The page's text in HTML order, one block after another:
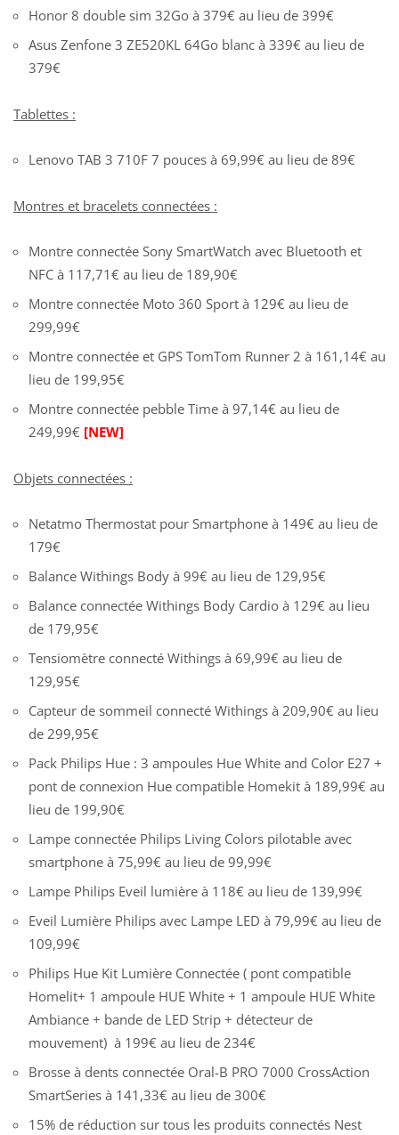
Honor 8 double sim 32Go à 379€ au lieu de 399€
Asus Zenfone 3 ZE520KL 64Go blanc à 339€ au lieu de
379€
Tablettes :
Lenovo TAB 3 710F 7 pouces à 69,99€ au lieu de 89€
Montres et bracelets connectées :
Montre connectée Sony SmartWatch avec Bluetooth et
NFC à 117,71€ au lieu de 189,90€
Montre connectée Moto 360 Sport à 129€ au lieu de
299,99€
Montre connectée et GPS TomTom Runner 2 à 161,14€ au
lieu de 199,95€
Montre connectée pebble Time à 97,14€ au lieu de
249,99€ [NEW]
Objets connectées :
Netatmo Thermostat pour Smartphone à 149€ au lieu de
179€
Balance Withings Body à 99€ au lieu de 129,95€
Balance connectée Withings Body Cardio à 129€ au lieu
de 179,95€
Tensiomètre connecté Withings à 69,99€ au lieu de
129,95€
Capteur de sommeil connecté Withings à 209,90€ au lieu
de 299,95€
Pack Philips Hue : 3 ampoules Hue White and Color E27 +
pont de connexion Hue compatible Homekit à 189,99€ au
lieu de 199,90€
Lampe connectée Philips Living Colors pilotable avec
smartphone à 75,99€ au lieu de 99,99€
Lampe Philips Eveil lumière à 118€ au lieu de 139,99€
Eveil Lumière Philips avec Lampe LED à 79,99€ au lieu de
109,99€
Philips Hue Kit Lumière Connectée ( pont compatible
Homelit+ 1 ampoule HUE White + 1 ampoule HUE White
Ambiance + bande de LED Strip + détecteur de
mouvement) à 199€ au lieu de 234€
Brosse à dents connectée Oral-B PRO 7000 CrossAction
SmartSeries à 141,33€ au lieu de 300€
15% de réduction sur tous les produits connectés Nest